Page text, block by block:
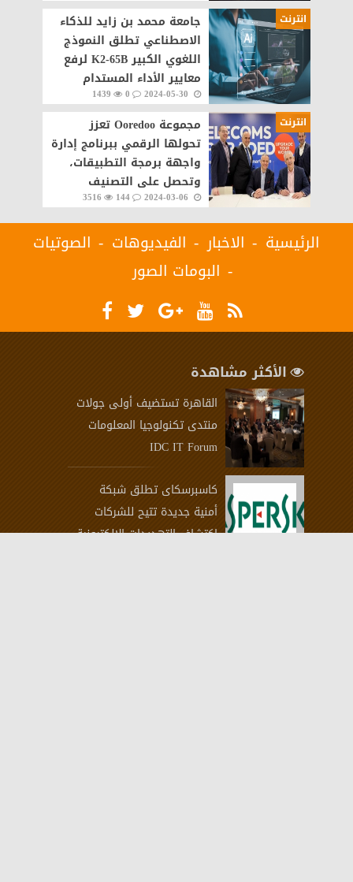
انترنت
جامعة محمد بن زايد للذكاء
الاصطناعي تطلق النموذج
اللغوي الكبير K2-65B لرفع
معايير الأداء المستدام
0
1439
انترنت
مجموعة Ooredoo تعزز
تحولها الرقمي ببرنامج إدارة
واجهة برمجة التطبيقات،
وتحصل على التصنيف
الذهبي في برنامج شهادات
المطابقة من منتدى
144
3516
الرئيسية الاخبار الفيديوهات
الصوتيات
البومات الصور
الأكثر مشاهدة
القاهرة تستضيف أولى جولات
منتدى تكنولوجيا المعلومات
IDC IT Forum
كاسبرسكاى تطلق شبكة
أمنية جديدة تتيح للشركات
اكتشاف التهديدات الالكترونية